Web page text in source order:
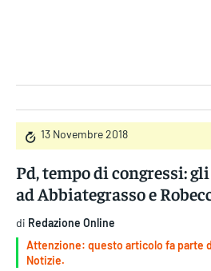
13 Novembre 2018
Pd, tempo di congressi:
ad Abbiategrasso e
di Redazione Online
Attenzione: questo articolo fa parte
Notizie.